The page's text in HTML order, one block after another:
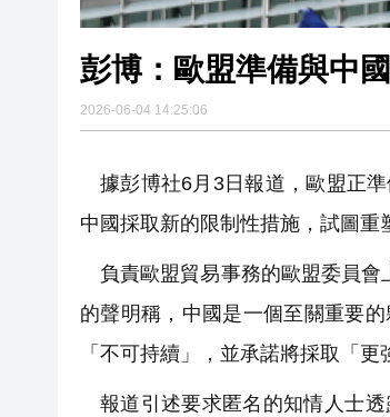
彭博：歐盟準備與中
2026-06-04 14:25:06
據彭博社6月3日報道，歐盟正
中國採取新的限制性措施，試圖重
負責歐盟貿易事務的歐盟委員
的聲明稱，中國是一個至關重要
「不可持續」，並承諾將採取「
報道引述要求匿名的知情人士